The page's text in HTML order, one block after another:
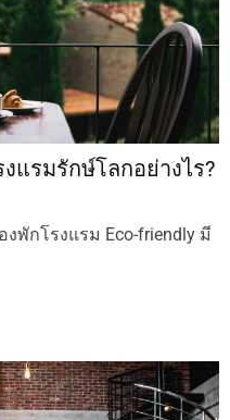
งแรมรักษ์โลกอย่างไร?
พักโรงแรม Eco-friendly มี